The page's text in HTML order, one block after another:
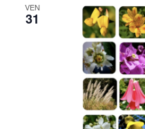
VEN
31